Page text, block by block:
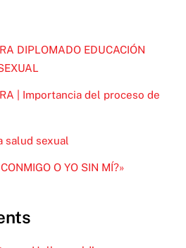
DIPLOMADO EDUCACIÓN
| Importancia del proceso de
salud sexual
O YO SIN MÍ?»